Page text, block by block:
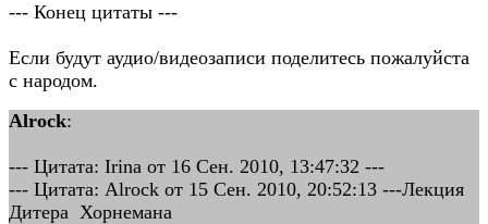
--- Конец цитаты ---
Если будут аудио/видеозаписи поделитесь пожалуйста
с народом.
Alrock:
--- Цитата: Irina от 16 Сен. 2010, 13:47:32 ---
--- Цитата: Alrock от 15 Сен. 2010, 20:52:13 ---Лекция
Дитера Хорнемана